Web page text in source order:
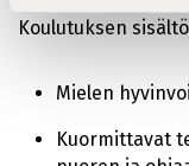
Koulutuksen
Mielen
Kuormittavat